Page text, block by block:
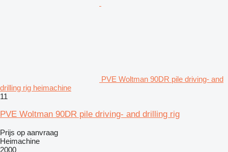
PVE Woltman 90DR pile driving- and
drilling rig heimachine
11
PVE Woltman 90DR pile driving- and drilling rig
Prijs op aanvraag
Heimachine
2000